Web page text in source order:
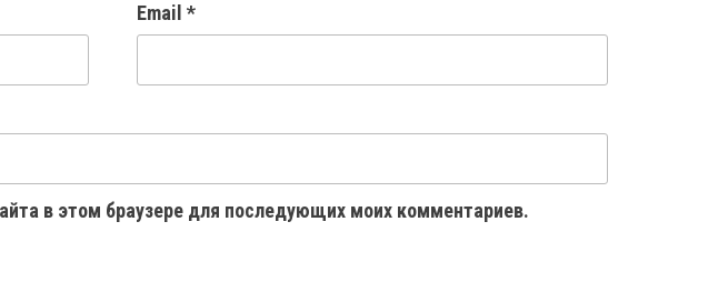
Email *
в этом браузере для последующих моих комментариев.